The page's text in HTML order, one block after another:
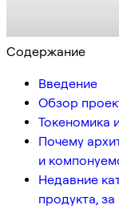
Содержание
Введение
Обзор
Токеномика
Почему
и
Недавние
продукта,